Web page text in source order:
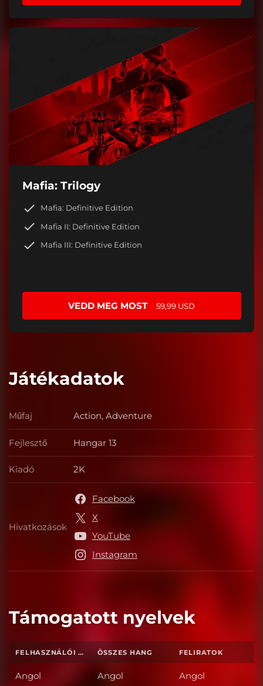
Mafia: Trilogy
Mafia: Definitive Edition
Mafia II: Definitive Edition
Mafia III: Definitive Edition
VEDD MEG MOST 59,99 USD
Játékadatok
Műfaj Műfaj
Action, Adventure
Fejlesztő Fejlesztő
Hangar 13
Kiadó Kiadó
2K
Hivatkozások Hivatkozások
Facebook
X
YouTube
Instagram
Támogatott nyelvek
FELHASZNÁLÓI FELÜLET ÖSSZES HANG FELIRATOK
Angol Angol Angol